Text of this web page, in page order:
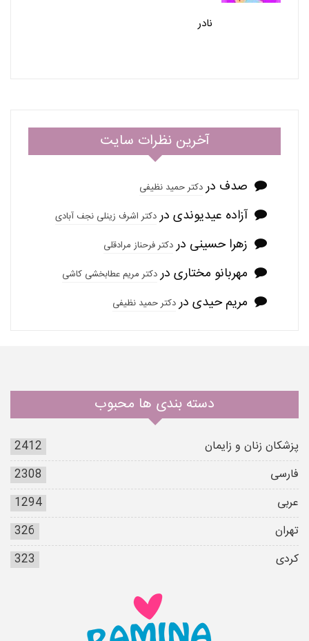
نادر
آخرین نظرات سایت
صدف دردکتر حمید نظیفی
آزاده عیدیوندی دردکتر اشرف زینلی نجف آبادی
زهرا حسینی دردکتر فرحناز مرادقلی
مهربانو مختاری دردکتر مریم عطابخشی کاشی
مریم حیدی دردکتر حمید نظیفی
دسته بندی ها محبوب
پزشکان زنان و زایمان
2412
فارسی
2308
عربی
1294
تهران
326
کردی
323